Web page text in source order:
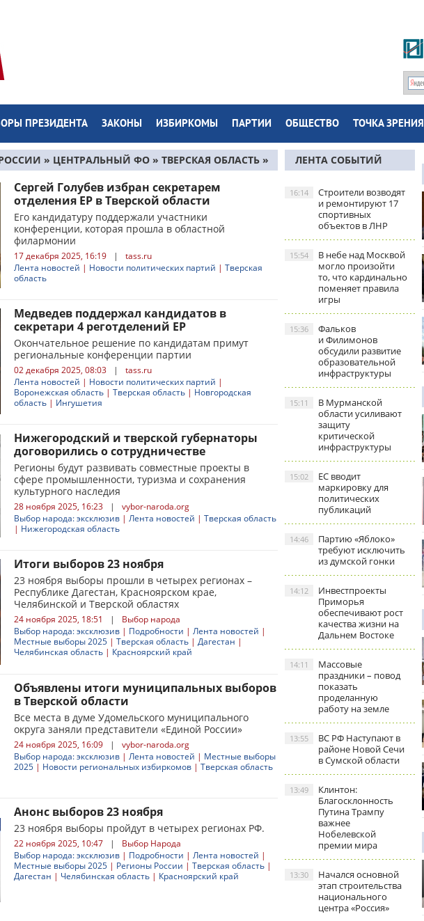
ПРЕЗИДЕНТА ЗАКОНЫ ИЗБИРКОМЫ ПАРТИИ ОБЩЕСТВО ТОЧКА ЗРЕНИЯ
» ЦЕНТРАЛЬНЫЙ ФО » ТВЕРСКАЯ ОБЛАСТЬ »
Сергей Голубев избран секретарем
отделения ЕР в Тверской области
Его кандидатуру поддержали участники
конференции, которая прошла в областной
филармонии
17 декабря 2025, 16:19 |
tass.ru
Лента новостей | Новости политических партий | Тверская
область
Медведев поддержал кандидатов в
секретари 4 реготделений ЕР
Окончательное решение по кандидатам примут
региональные конференции партии
02 декабря 2025, 08:03 |
tass.ru
Лента новостей | Новости политических партий |
Воронежская область | Тверская область | Новгородская
область | Ингушетия
Нижегородский и тверской губернаторы
договорились о сотрудничестве
Регионы будут развивать совместные проекты в
сфере промышленности, туризма и сохранения
культурного наследия
28 ноября 2025, 16:23 |
vybor-naroda.org
Выбор народа: эксклюзив | Лента новостей | Тверская область
| Нижегородская область
Итоги выборов 23 ноября
23 ноября выборы прошли в четырех регионах –
Республике Дагестан, Красноярском крае,
Челябинской и Тверской областях
24 ноября 2025, 18:51 |
Выбор народа
Выбор народа: эксклюзив | Подробности | Лента новостей |
Местные выборы 2025 | Тверская область | Дагестан |
Челябинская область | Красноярский край
Объявлены итоги муниципальных выборов
в Тверской области
Все места в думе Удомельского муниципального
округа заняли представители «Единой России»
24 ноября 2025, 16:09 |
vybor-naroda.org
Выбор народа: эксклюзив | Лента новостей | Местные выборы
2025 | Новости региональных избиркомов | Тверская область
Анонс выборов 23 ноября
23 ноября выборы пройдут в четырех регионах РФ.
22 ноября 2025, 10:47 |
Выбор Народа
Выбор народа: эксклюзив | Подробности | Лента новостей |
Местные выборы 2025 | Регионы России | Тверская область |
Дагестан | Челябинская область | Красноярский край
ЛЕНТА СОБЫТИЙ
Строители возводят
и ремонтируют 17
спортивных
объектов в ЛНР
16:14
В небе над Москвой
могло произойти
то, что кардинально
поменяет правила
игры
15:54
Фальков
и Филимонов
обсудили развитие
образовательной
инфраструктуры
15:36
В Мурманской
области усиливают
защиту
критической
инфраструктуры
15:11
ЕС вводит
маркировку для
политических
публикаций
15:02
Партию «Яблоко»
требуют исключить
из думской гонки
14:46
Инвестпроекты
Приморья
обеспечивают рост
качества жизни на
Дальнем Востоке
14:12
Массовые
праздники – повод
показать
проделанную
работу на земле
14:11
ВС РФ Наступают в
районе Новой Сечи
в Сумской области
13:55
Клинтон:
Благосклонность
Путина Трампу
важнее
Нобелевской
премии мира
13:49
Начался основной
этап строительства
национального
центра «Россия»
13:30